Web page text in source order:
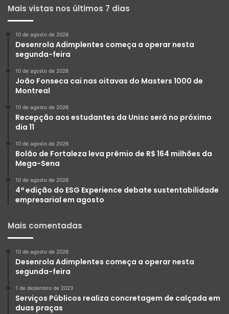
Mais vistas nos últimos 7 dias
10 de agosto de 2026
Desenrola Adimplentes começa a operar nesta
segunda-feira
10 de agosto de 2026
João Fonseca cai nas oitavas do Masters 1000 de
Montreal
10 de agosto de 2026
Recepção aos estudantes da Unisc será no próximo
dia 11
10 de agosto de 2026
Bolão de Fortaleza leva prêmio de R$ 164 milhões da
Mega-Sena
10 de agosto de 2026
4ª edição do ESG Experience debate sustentabilidade
empresarial em agosto
Mais comentadas
10 de agosto de 2026
Desenrola Adimplentes começa a operar nesta
segunda-feira
1 de dezembro de 2023
Serviços Públicos realiza concretagem de calçada em
duas praças